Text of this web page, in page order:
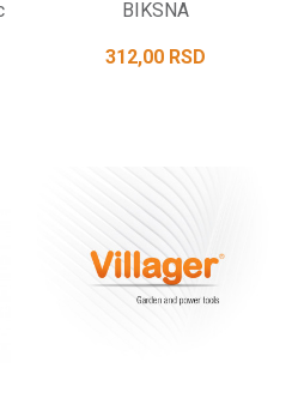
BIKSNA
312,00 RSD